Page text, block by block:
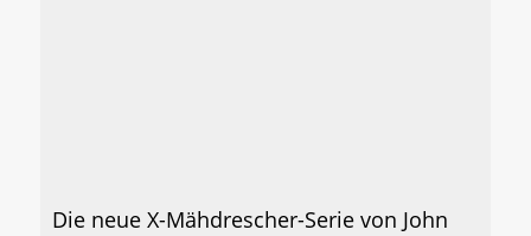
Die neue X-Mähdrescher-Serie von John